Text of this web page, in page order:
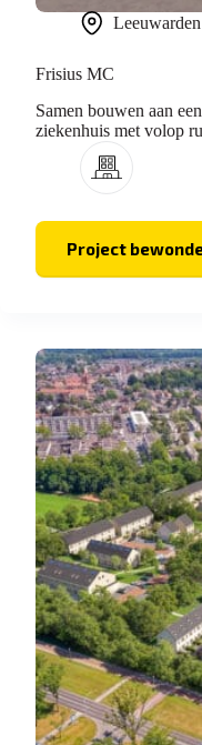
Leeuwarden
Frisius MC
Samen bouwen aan
ziekenhuis met volop
Project
MC